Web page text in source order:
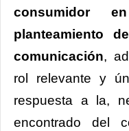
consumidor
planteamiento
comunicación,
rol relevante y
respuesta a la,
encontrado del